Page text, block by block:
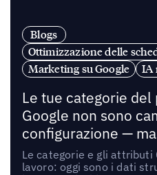
Blogs
Ottimizzazione delle
Marketing su Google
IA
Le tue categorie
Google non sono
configurazione —
Le categorie e gli attributi
lavoro: oggi sono i dati